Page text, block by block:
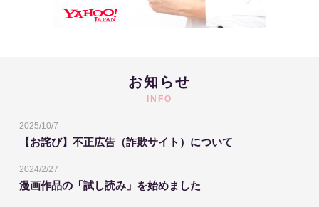
お知らせ
INFO
2025/10/7
【お詫び】不正広告（詐欺サイト）について
2024/2/27
漫画作品の「試し読み」を始めました